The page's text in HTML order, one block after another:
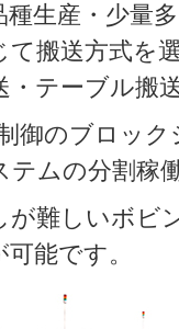
種生産・少量
て搬送方式を
・テーブル搬
御のブロッ
テムの分割稼
が難しいボビ
能です。